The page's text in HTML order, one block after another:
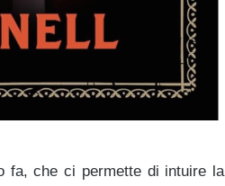
fa, che ci permette di intuire la